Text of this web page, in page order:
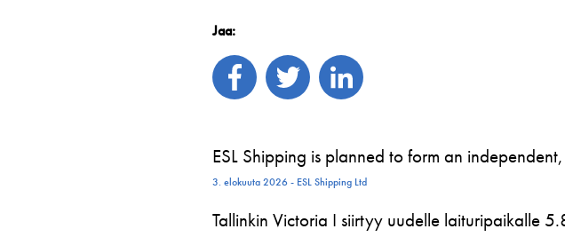
Jaa:
ESL Shipping is planned to form an
3. elokuuta 2026 - ESL Shipping Ltd
Tallinkin Victoria I siirtyy uudelle laituripaikalle